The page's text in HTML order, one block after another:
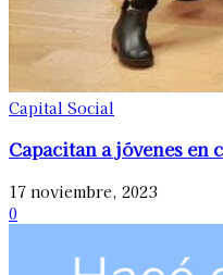
Capital Social
Capacitan a jóvenes en
17 noviembre, 2023
0